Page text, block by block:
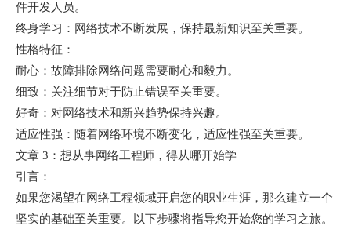
件开发人员。
终身学习：网络技术不断发展，保持最新知识至关重要。
性格特征：
耐心：故障排除网络问题需要耐心和毅力。
细致：关注细节对于防止错误至关重要。
好奇：对网络技术和新兴趋势保持兴趣。
适应性强：随着网络环境不断变化，适应性强至关重要。
文章 3：想从事网络工程师，得从哪开始学
引言：
如果您渴望在网络工程领域开启您的职业生涯，那么建立一个
坚实的基础至关重要。以下步骤将指导您开始您的学习之旅。